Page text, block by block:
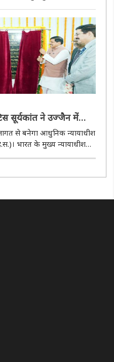
एक्ट के तहत कुर्क ..
सूर्यकांत ने उज्जैन में
का भूमिपूजन
से बनेगा आधुनिक न्यायाधीश